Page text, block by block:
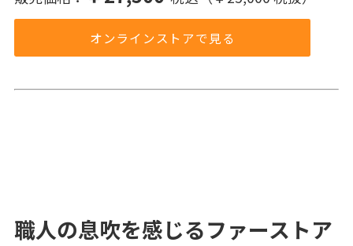
オンラインストアで見る
職人の息吹を感じるファーストア